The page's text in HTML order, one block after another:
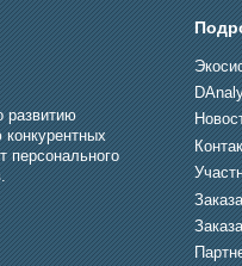
развитию
персонального